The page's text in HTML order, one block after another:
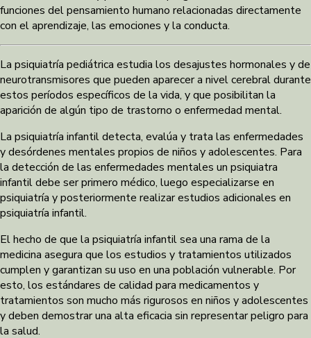
funciones del pensamiento humano relacionadas directamente
con el aprendizaje, las emociones y la conducta.
La psiquiatría pediátrica estudia los desajustes hormonales y de
neurotransmisores que pueden aparecer a nivel cerebral durante
estos períodos específicos de la vida, y que posibilitan la
aparición de algún tipo de trastorno o enfermedad mental.
La psiquiatría infantil detecta, evalúa y trata las enfermedades
y desórdenes mentales propios de niños y adolescentes. Para
la detección de las enfermedades mentales un psiquiatra
infantil debe ser primero médico, luego especializarse en
psiquiatría y posteriormente realizar estudios adicionales en
psiquiatría infantil.
El hecho de que la psiquiatría infantil sea una rama de la
medicina asegura que los estudios y tratamientos utilizados
cumplen y garantizan su uso en una población vulnerable. Por
esto, los estándares de calidad para medicamentos y
tratamientos son mucho más rigurosos en niños y adolescentes
y deben demostrar una alta eficacia sin representar peligro para
la salud.